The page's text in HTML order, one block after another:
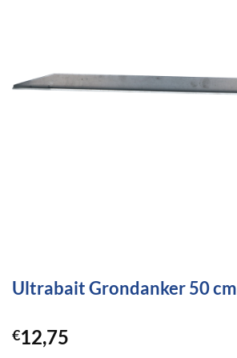
Ultrabait Grondanker 50 cm
€12,75